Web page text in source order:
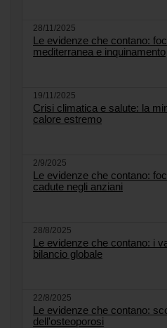
28/11/2025
Le evidenze che contano:
mediterranea e inquinamento
19/11/2025
Crisi climatica e salute: la
calore estremo
2/9/2025
Le evidenze che contano:
cadute negli anziani
28/8/2025
Le evidenze che contano: i
bilancio globale
22/8/2025
Le evidenze che contano:
dell'osteoporosi